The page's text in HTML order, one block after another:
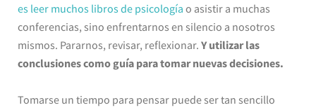
es leer muchos libros de psicología o asistir a muchas
conferencias, sino enfrentarnos en silencio a nosotros
mismos. Pararnos, revisar, reflexionar. Y utilizar las
conclusiones como guía para tomar nuevas decisiones.
Tomarse un tiempo para pensar puede ser tan sencillo